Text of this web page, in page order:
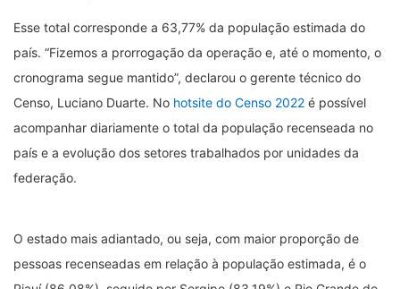
Esse total corresponde a 63,77% da população estimada do
país. “Fizemos a prorrogação da operação e, até o momento, o
cronograma segue mantido”, declarou o gerente técnico do
Censo, Luciano Duarte. No hotsite do Censo 2022 é possível
acompanhar diariamente o total da população recenseada no
país e a evolução dos setores trabalhados por unidades da
federação.
O estado mais adiantado, ou seja, com maior proporção de
pessoas recenseadas em relação à população estimada, é o